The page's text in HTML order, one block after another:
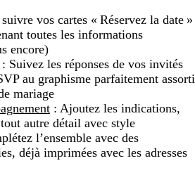
vos cartes « Réservez la date »
toutes les informations
encore)
: Suivez les réponses de vos invités
au graphisme parfaitement assorti
mariage
: Ajoutez les indications,
autre détail avec style
l’ensemble avec des
déjà imprimées avec les adresses